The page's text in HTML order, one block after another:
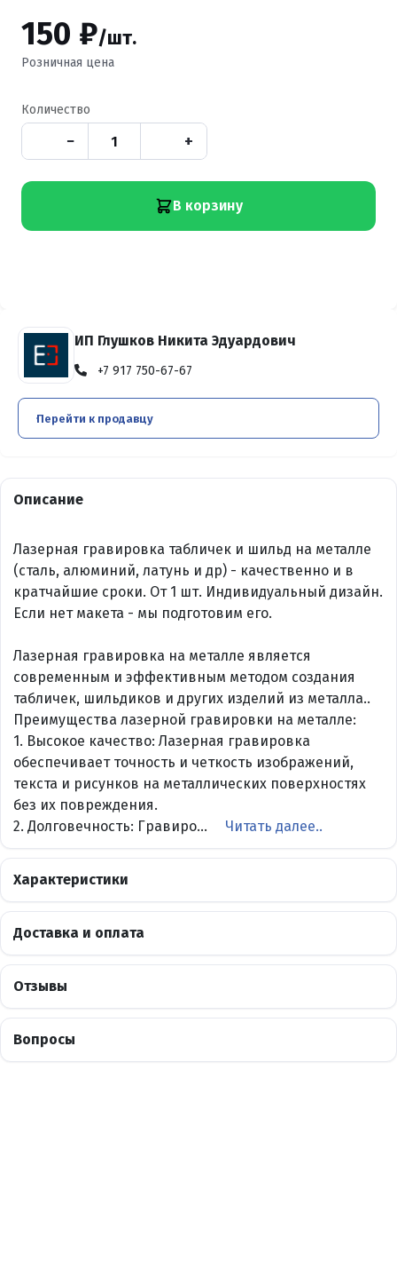
150 ₽/шт.
Розничная цена
Количество
− +
В корзину
ИП Глушков Никита Эдуардович
+7 917 750-67-67
Перейти к продавцу
Описание
Лазерная гравировка табличек и шильд на металле
(сталь, алюминий, латунь и др) - качественно и в
кратчайшие сроки. От 1 шт. Индивидуальный дизайн.
Если нет макета - мы подготовим его.
Лазерная гравировка на металле является
современным и эффективным методом создания
табличек, шильдиков и других изделий из металла..
Преимущества лазерной гравировки на металле:
1. Высокое качество: Лазерная гравировка
обеспечивает точность и четкость изображений,
текста и рисунков на металлических поверхностях
без их повреждения.
2. Долговечность: Гравиро...
Читать далее..
Характеристики
Доставка и оплата
Отзывы
Вопросы